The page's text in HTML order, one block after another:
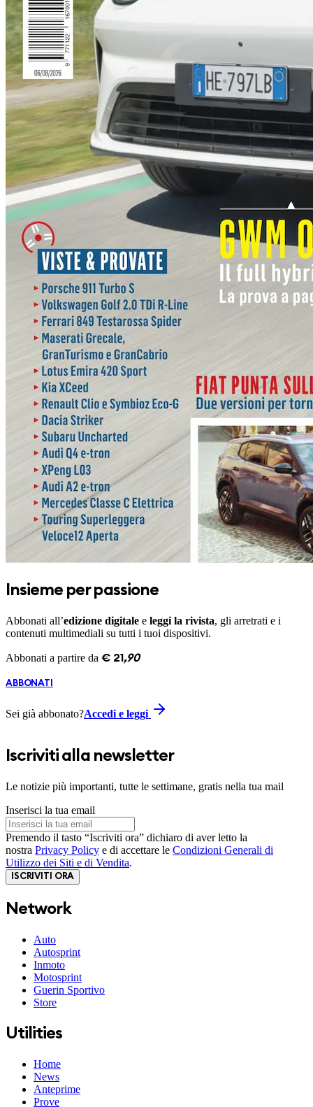
Insieme per passione
Abbonati all’edizione digitale e leggi la rivista, gli arretrati e i
contenuti multimediali su tutti i tuoi dispositivi.
Abbonati a partire da € 21 ,90
ABBONATI
Sei già abbonato?Accedi e leggi
Iscriviti alla newsletter
Le notizie più importanti, tutte le settimane, gratis nella tua mail
Inserisci la tua email
Premendo il tasto “Iscriviti ora” dichiaro di aver letto la
nostra Privacy Policy e di accettare le Condizioni Generali di
Utilizzo dei Siti e di Vendita.
ISCRIVITI ORA
Network
Auto
Autosprint
Inmoto
Motosprint
Guerin Sportivo
Store
Utilities
Home
News
Anteprime
Prove